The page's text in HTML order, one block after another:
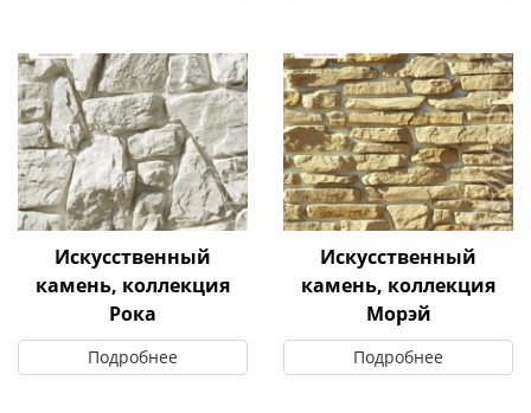
Искусственный
камень, коллекция
Рока
Подробнее
Искусственный
камень, коллекция
Морэй
Подробнее